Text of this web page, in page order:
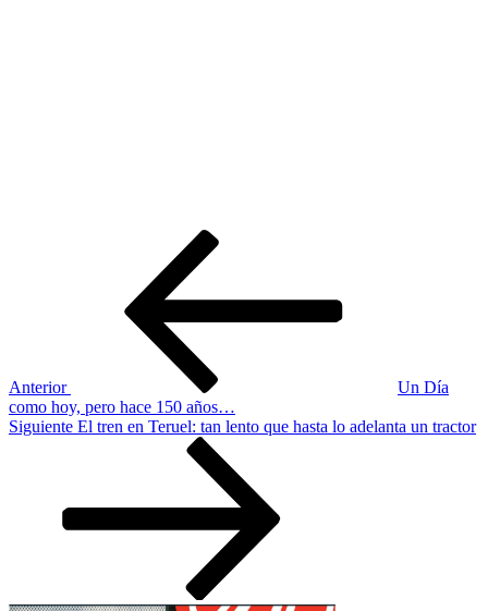
Anterior
Un Día
como hoy, pero hace 150 años…
Siguiente
Siguiente El tren en Teruel: tan lento que hasta lo adelanta un tractor